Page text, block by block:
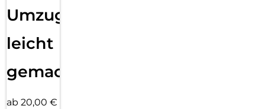
Umzug
leicht
gemacht!
ab 20,00 €